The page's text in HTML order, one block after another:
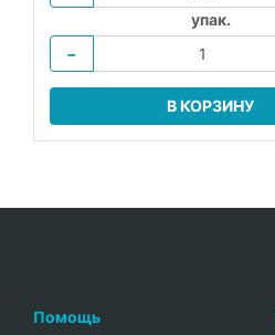
упак.
−
В КОРЗИНУ
Помощь